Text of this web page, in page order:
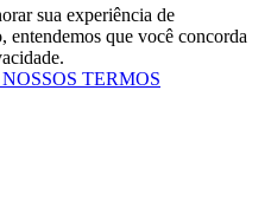
sua experiência de
entendemos que você concorda
TERMOS